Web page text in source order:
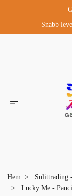
Snabb
Hem
Sulittrading
Lucky Me -